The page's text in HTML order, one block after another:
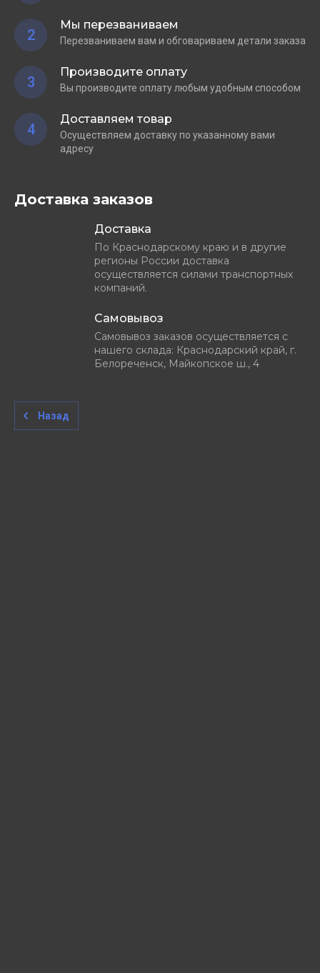
2
Мы перезваниваем
Перезваниваем вам и обговариваем детали заказа
3
Производите оплату
Вы производите оплату любым удобным способом
4
Доставляем товар
Осуществляем доставку по указанному вами
адресу
Доставка заказов
Доставка
По Краснодарскому краю и в другие
регионы России доставка
осуществляется силами транспортных
компаний.
Самовывоз
Самовывоз заказов осуществляется с
нашего склада: Краснодарский край, г.
Белореченск, Майкопское ш., 4
Назад